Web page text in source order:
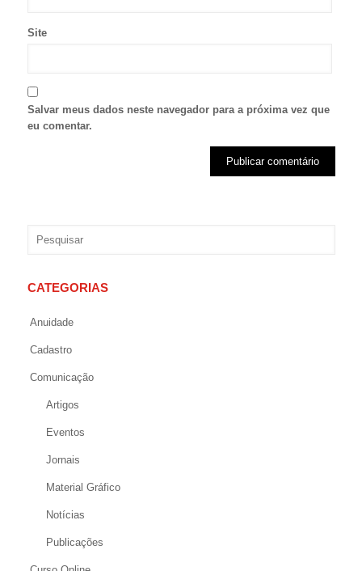
Site
Salvar meus dados neste navegador para a próxima vez que
eu comentar.
CATEGORIAS
Anuidade
Cadastro
Comunicação
Artigos
Eventos
Jornais
Material Gráfico
Notícias
Publicações